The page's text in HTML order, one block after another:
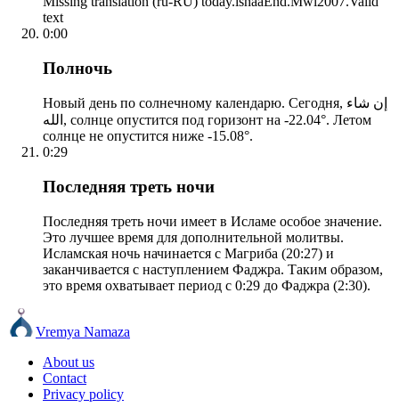
text
0:00
Полночь
Новый день по солнечному календарю. Сегодня, إن شاء
الله, солнце опустится под горизонт на -22.04°. Летом
солнце не опустится ниже -15.08°.
0:29
Последняя треть ночи
Последняя треть ночи имеет в Исламе особое значение.
Это лучшее время для дополнительной молитвы.
Исламская ночь начинается с Магриба (20:27) и
заканчивается с наступлением Фаджра. Таким образом,
это время охватывает период с 0:29 до Фаджра (2:30).
Vremya Namaza
About us
Contact
Privacy policy